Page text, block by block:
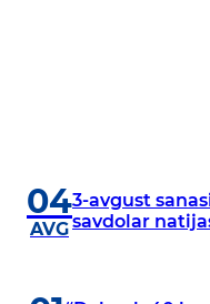
04
AVG
3-avgust
savdolar